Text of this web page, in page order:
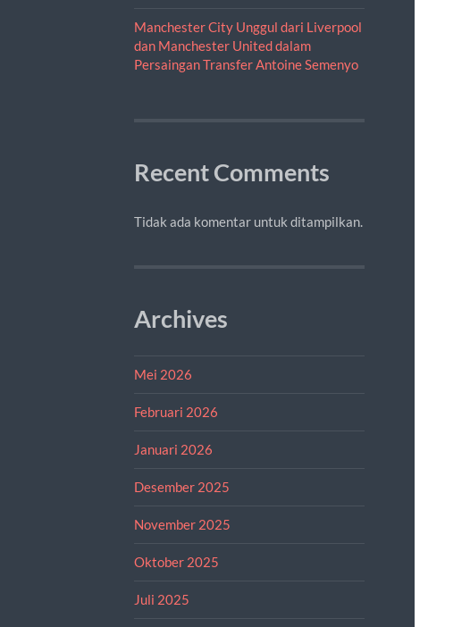
Manchester City Unggul dari Liverpool
dan Manchester United dalam
Persaingan Transfer Antoine Semenyo
Recent Comments
Tidak ada komentar untuk ditampilkan.
Archives
Mei 2026
Februari 2026
Januari 2026
Desember 2025
November 2025
Oktober 2025
Juli 2025